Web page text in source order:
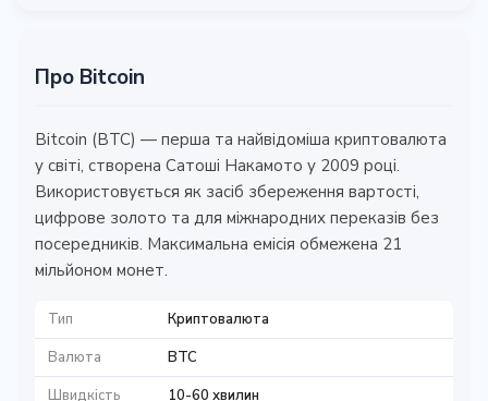
Про Bitcoin
Bitcoin (BTC) — перша та найвідоміша криптовалюта
у світі, створена Сатоші Накамото у 2009 році.
Використовується як засіб збереження вартості,
цифрове золото та для міжнародних переказів без
посередників. Максимальна емісія обмежена 21
мільйоном монет.
Тип
Криптовалюта
Валюта
BTC
Швидкість
10-60 хвилин